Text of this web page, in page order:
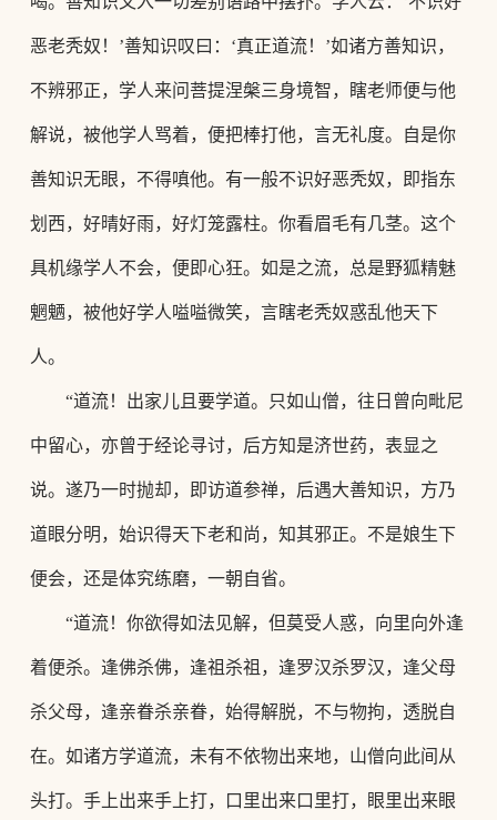
恶老秃奴！’善知识叹曰：‘真正道流！’如诸方善知识，
不辨邪正，学人来问菩提涅槃三身境智，瞎老师便与他
解说，被他学人骂着，便把棒打他，言无礼度。自是你
善知识无眼，不得嗔他。有一般不识好恶秃奴，即指东
划西，好晴好雨，好灯笼露柱。你看眉毛有几茎。这个
具机缘学人不会，便即心狂。如是之流，总是野狐精魅
魍魉，被他好学人嗌嗌微笑，言瞎老秃奴惑乱他天下
人。
“道流！出家儿且要学道。只如山僧，往日曾向毗尼
中留心，亦曾于经论寻讨，后方知是济世药，表显之
说。遂乃一时抛却，即访道参禅，后遇大善知识，方乃
道眼分明，始识得天下老和尚，知其邪正。不是娘生下
便会，还是体究练磨，一朝自省。
“道流！你欲得如法见解，但莫受人惑，向里向外逢
着便杀。逢佛杀佛，逢祖杀祖，逢罗汉杀罗汉，逢父母
杀父母，逢亲眷杀亲眷，始得解脱，不与物拘，透脱自
在。如诸方学道流，未有不依物出来地，山僧向此间从
头打。手上出来手上打，口里出来口里打，眼里出来眼